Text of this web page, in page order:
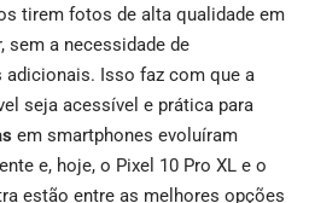
tirem fotos de alta qualidade em
sem a necessidade de
adicionais. Isso faz com que a
seja acessível e prática para
em smartphones evoluíram
e, hoje, o Pixel 10 Pro XL e o
estão entre as melhores opções